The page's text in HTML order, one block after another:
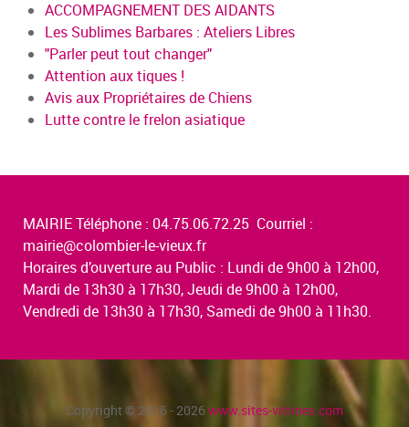
ACCOMPAGNEMENT DES AIDANTS
Les Sublimes Barbares : Ateliers Libres
"Parler peut tout changer"
Attention aux tiques !
Avis aux Propriétaires de Chiens
Lutte contre le frelon asiatique
MAIRIE Téléphone : 04.75.06.72.25 Courriel :
mairie@colombier-le-vieux.fr
Horaires d’ouverture au Public : Lundi de 9h00 à 12h00,
Mardi de 13h30 à 17h30, Jeudi de 9h00 à 12h00,
Vendredi de 13h30 à 17h30, Samedi de 9h00 à 11h30.
Copyright © 2016 - 2026www.sites-vitrines.com